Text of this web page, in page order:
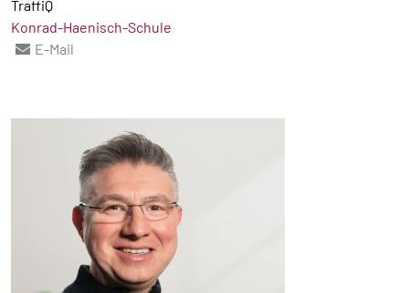
TraffiQ
Konrad-Haenisch-Schule
E-Mail